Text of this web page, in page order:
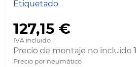
Etiquetado
127,15 €
IVA incluido
Precio de montaje no incluido
Precio por neumático